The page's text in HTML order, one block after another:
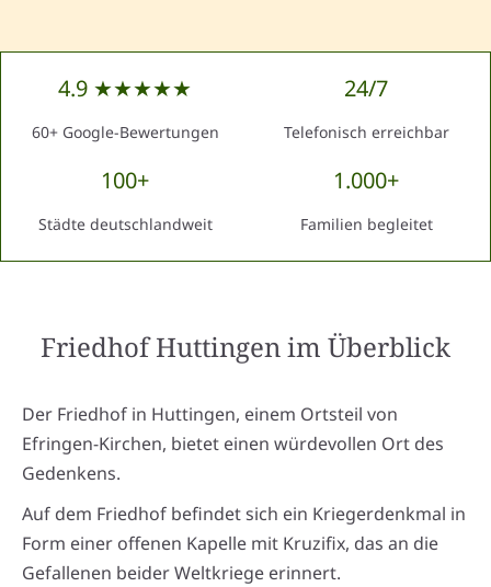
4.9 ★★★★★
60+ Google-Bewertungen
24/7
Telefonisch erreichbar
100+
Städte deutschlandweit
1.000+
Familien begleitet
Friedhof Huttingenim Überblick
Der Friedhof in Huttingen, einem Ortsteil von
Efringen-Kirchen, bietet einen würdevollen Ort des
Gedenkens.
Auf dem Friedhof befindet sich ein Kriegerdenkmal in
Form einer offenen Kapelle mit Kruzifix, das an die
Gefallenen beider Weltkriege erinnert.